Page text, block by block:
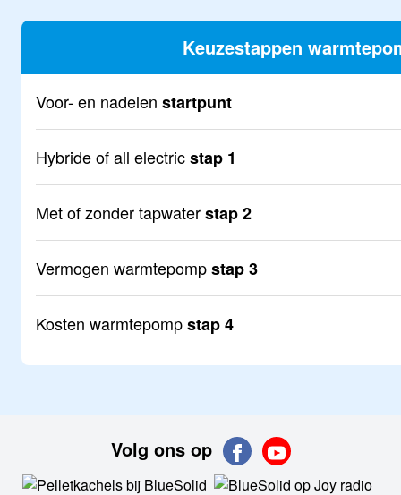
Keuzestappen
Voor- en nadelen startpunt
Hybride of all electricstap 1
Met of zonder tapwaterstap 2
Vermogen warmtepompstap 3
Kosten warmtepompstap 4
Volg ons op